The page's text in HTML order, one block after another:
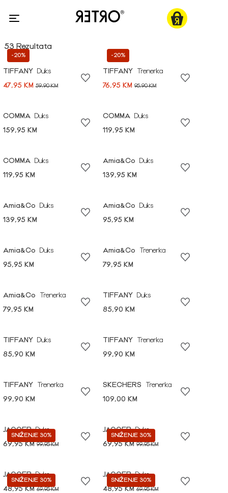
53 Rezultata
-20%
TIFFANY
Duks
47,95 KM 59,90 KM
-20%
TIFFANY
Trenerka
76,95 KM 95,90 KM
COMMA
Duks
159,95 KM
COMMA
Duks
119,95 KM
COMMA
Duks
119,95 KM
Amia&Co
Duks
139,95 KM
Amia&Co
Duks
139,95 KM
Amia&Co
Duks
95,95 KM
Amia&Co
Duks
95,95 KM
Amia&Co
Trenerka
79,95 KM
Amia&Co
Trenerka
79,95 KM
TIFFANY
Duks
85,90 KM
TIFFANY
Duks
85,90 KM
TIFFANY
Trenerka
99,90 KM
TIFFANY
Trenerka
99,90 KM
SKECHERS
Trenerka
109,00 KM
SNIŽENJE 30%
JAGGER Duks
69,95 KM99,95 KM
SNIŽENJE 30%
JAGGER Duks
69,95 KM99,95 KM
SNIŽENJE 30%
JAGGER Duks
48,95 KM69,95 KM
SNIŽENJE 30%
JAGGER Duks
48,95 KM69,95 KM